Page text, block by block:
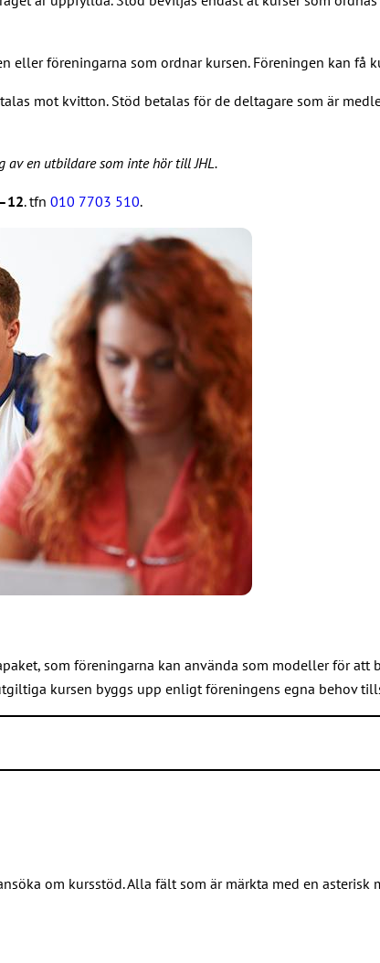
föreningarna som ordnar kursen. Föreningen kan få
mot kvitton. Stöd betalas för de deltagare som är
av en utbildare som inte hör till JHL.
. tfn 010 7703 510.
som föreningarna kan använda som modeller för
kursen byggs upp enligt föreningens egna behov
förening
om kursstöd. Alla fält som är märkta med en